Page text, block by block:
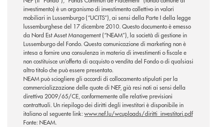
investimento) è un organismo di investimento collettivo in valori
mobiliari in Lussemburgo (“UCITS”), ai sensi della Parte I della legge
lussemburghese del 17 dicembre 2010. Questo documento è emesso
da Nord Est Asset Management (“NEAM”), la società di gestione in
Lussemburgo del Fondo. Questa comunicazione di marketing non è
intesa a fornire una consulenza in materia di investimenti o fiscale e
non costituisce un’offerta di acquisto o vendita del Fondo o di qualsiasi
altro titolo che può essere presentato.
NEAM può sciogliere gli accordi di collocamento stipulati per la
commercializzazione delle quote di NEF, già resi noti ai sensi della
direttiva 2009/65/CE, conformemente alle relative previsioni
contrattuali. Un riepilogo dei diritti degli investitori è disponibile in
italiano al seguente link:www.nef.lu/wcuploads/diritti_investitori.pdf
Fonte: NEAM.